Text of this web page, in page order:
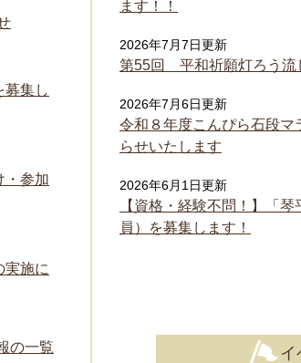
募集し
・参加
実施に
の一覧
ます！！
2026年7月7日更新
第55回 平和祈願灯ろう流
2026年7月6日更新
令和８年度こんぴら石段マ
らせいたします
2026年6月1日更新
【資格・経験不問！】「
員）を募集します！